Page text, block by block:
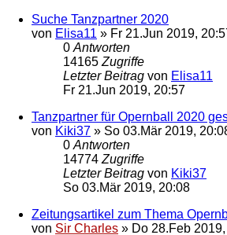
Suche Tanzpartner 2020
von Elisa11 » Fr 21.Jun 2019,
0 Antworten
14165 Zugriffe
Letzter Beitrag von Elisa11
Fr 21.Jun 2019, 20:57
Tanzpartner für Opernball 2020
von Kiki37 » So 03.Mär 2019,
0 Antworten
14774 Zugriffe
Letzter Beitrag von Kiki37
So 03.Mär 2019, 20:08
Zeitungsartikel zum Thema
von Sir Charles » Do 28.Feb